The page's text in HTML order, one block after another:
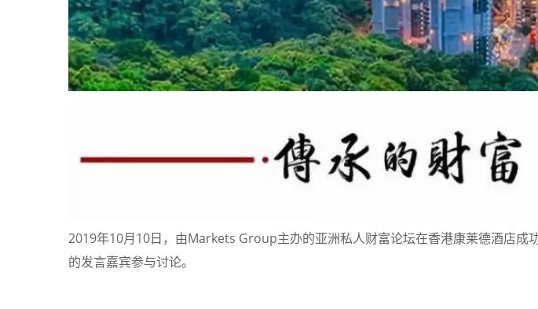
2019年10月10日，由Markets Group主办的亚洲私人财富论坛在香港康莱德酒店
的发言嘉宾参与讨论。